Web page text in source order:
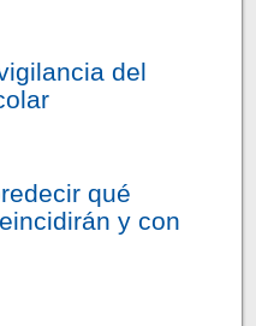
del
qué
y con